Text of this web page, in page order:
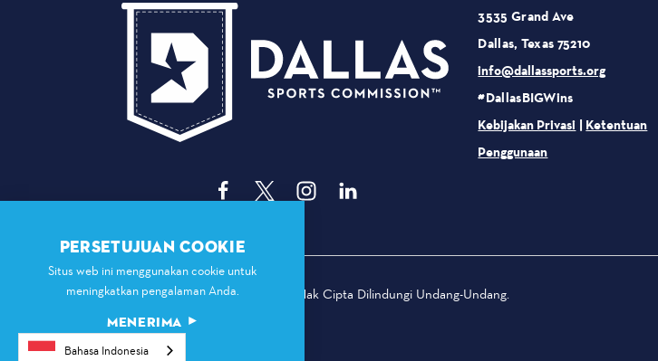
3535 Grand Ave
Dallas, Texas 75210
info@dallassports.org
#DallasBIGWins
Kebijakan Privasi | Ketentuan
Penggunaan
© 2026 Komisi Olahraga Dallas. Hak Cipta Dilindungi Undang-Undang.
PERSETUJUAN COOKIE
Situs web ini menggunakan cookie untuk
meningkatkan pengalaman Anda.
MENERIMA
Bahasa Indonesia